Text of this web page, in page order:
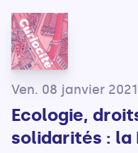
Ven. 08 janvier 2021
Ecologie,
solidarités : la